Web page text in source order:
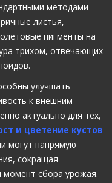
методами
листья,
пигменты на
трихом, отвечающих
улучшать
к внешним
актуально для тех,
и цветение кустов
могут напрямую
сокращая
момент сбора урожая.